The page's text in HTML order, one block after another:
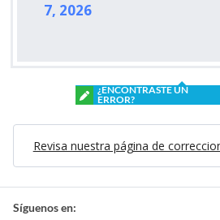
7, 2026
¿ENCONTRASTE UN
ERROR?
Revisa nuestra página de
Síguenos en: